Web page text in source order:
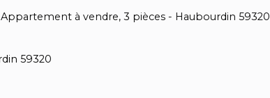
Appartement à vendre, 3 pièces - Haubourdin 59320